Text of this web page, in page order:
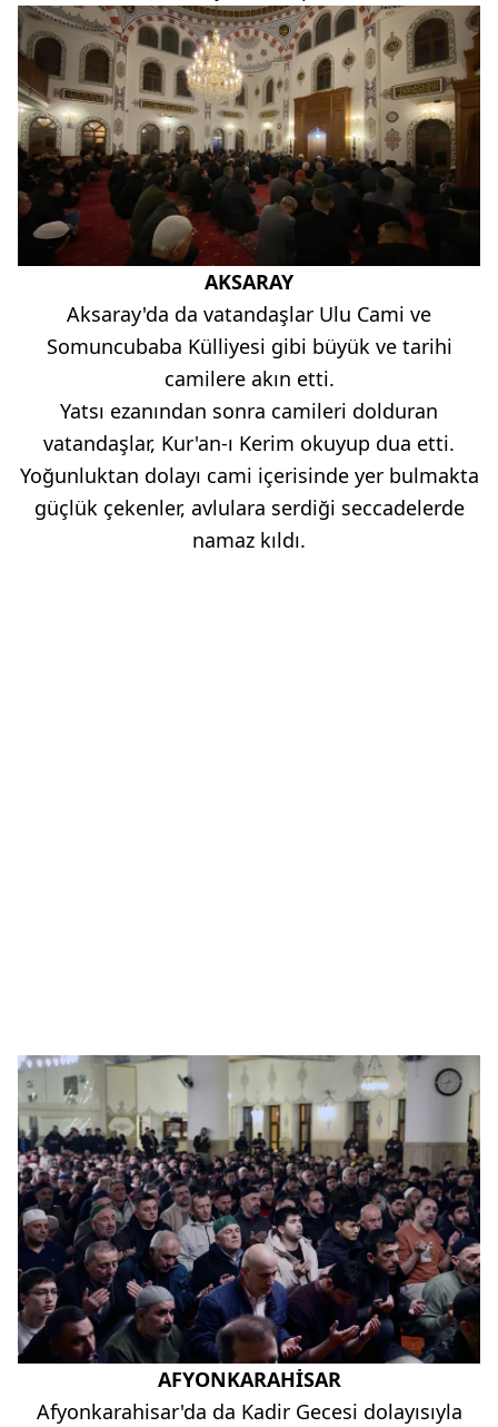
AKSARAY
Aksaray'da da vatandaşlar Ulu Cami ve
Somuncubaba Külliyesi gibi büyük ve tarihi
camilere akın etti.
Yatsı ezanından sonra camileri dolduran
vatandaşlar, Kur'an-ı Kerim okuyup dua etti.
Yoğunluktan dolayı cami içerisinde yer bulmakta
güçlük çekenler, avlulara serdiği seccadelerde
namaz kıldı.
AFYONKARAHİSAR
Afyonkarahisar'da da Kadir Gecesi dolayısıyla